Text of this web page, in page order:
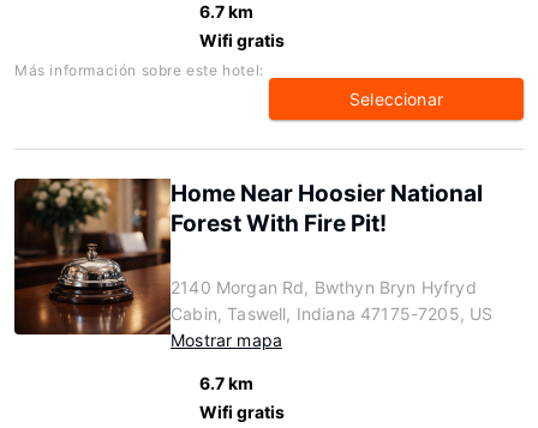
6.7 km
Wifi gratis
Más información sobre este hotel:
Seleccionar
Home Near Hoosier National
Forest With Fire Pit!
2140 Morgan Rd, Bwthyn Bryn Hyfryd
Cabin, Taswell, Indiana 47175-7205, US
Mostrar mapa
6.7 km
Wifi gratis